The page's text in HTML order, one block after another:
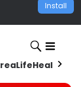
Install
LifeHealth